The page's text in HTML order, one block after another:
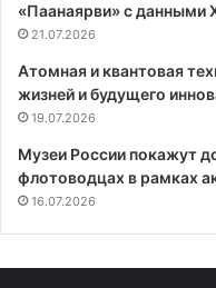
«Паанаярви» с данными
21.07.2026
Атомная и квантовая
жизней и будущего
19.07.2026
Музеи России покажут
флотоводцах в рамках
16.07.2026